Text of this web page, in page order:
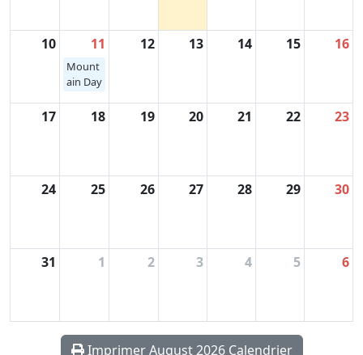
10 11
Mount
ain Day
12 13 14 15 16
17 18 19 20 21 22 23
24 25 26 27 28 29 30
31 1 2 3 4 5 6
Imprimer August 2026 Calendrier